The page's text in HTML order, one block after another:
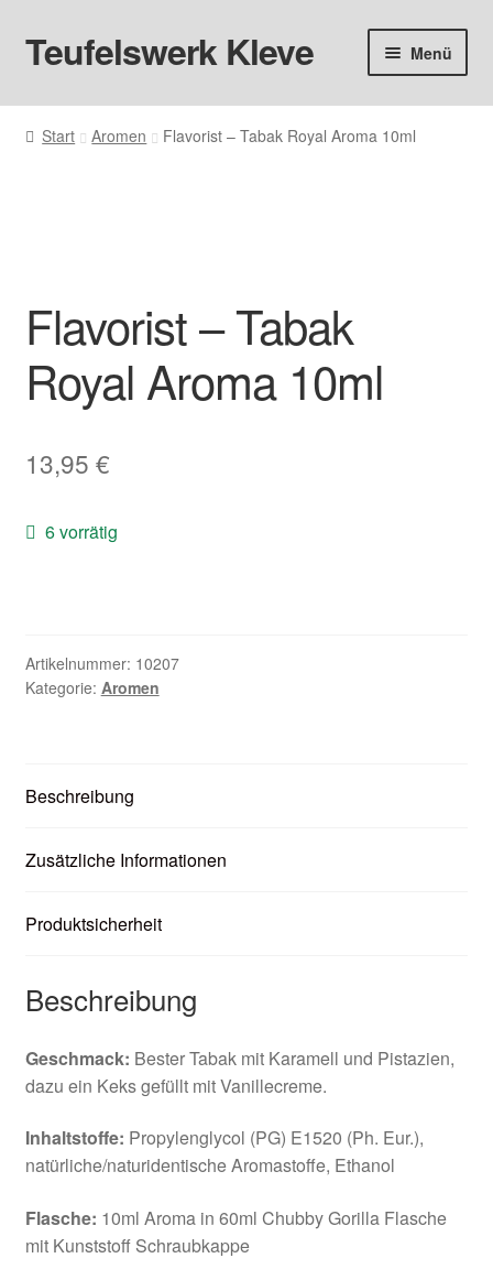
Zur
Navigation
Zum
Inhalt
Teufelswerk Kleve Menü
Startseite
Big Puff
Aromen
Basen & Nikotin
Nikotintabelle
Start Aromen Flavorist – Tabak Royal Aroma 10ml
Flavorist – Tabak
Royal Aroma 10ml
13,95 €
6 vorrätig
Artikelnummer: 10207
Kategorie: Aromen
Beschreibung
Zusätzliche Informationen
Produktsicherheit
Beschreibung
Geschmack: Bester Tabak mit Karamell und Pistazien,
dazu ein Keks gefüllt mit Vanillecreme.
Inhaltstoffe: Propylenglycol (PG) E1520 (Ph. Eur.),
natürliche/naturidentische Aromastoffe, Ethanol
Flasche: 10ml Aroma in 60ml Chubby Gorilla Flasche
mit Kunststoff Schraubkappe